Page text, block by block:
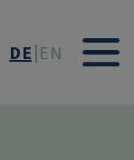
DE EN